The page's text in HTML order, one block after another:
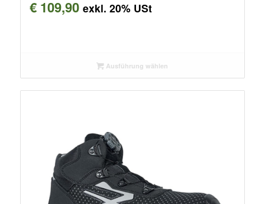
€109,90 exkl. 20% USt
Ausführung wählen